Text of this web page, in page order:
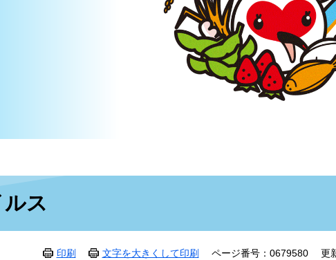
ス
印刷 文字を大きくして印刷 ページ番号：0679580 更